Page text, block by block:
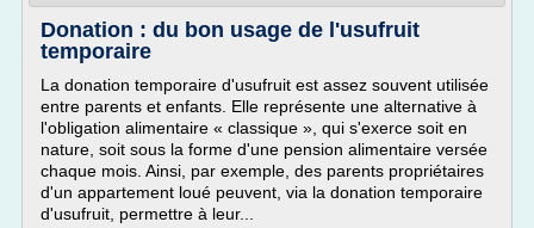
Donation : du bon usage de l'usufruit
temporaire
La donation temporaire d'usufruit est assez souvent utilisée
entre parents et enfants. Elle représente une alternative à
l'obligation alimentaire « classique », qui s'exerce soit en
nature, soit sous la forme d'une pension alimentaire versée
chaque mois. Ainsi, par exemple, des parents propriétaires
d'un appartement loué peuvent, via la donation temporaire
d'usufruit, permettre à leur...